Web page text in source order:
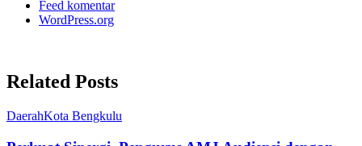
Feed komentar
WordPress.org
Related Posts
DaerahKota Bengkulu